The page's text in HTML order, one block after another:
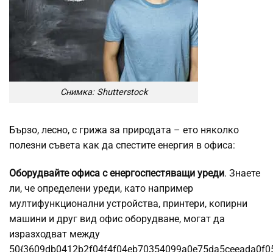
Снимка: Shutterstock
Бързо, лесно, с грижа за природата – ето няколко
полезни съвета как да спестите енергия в офиса:
Оборудвайте офиса с енергоспестяващи уреди. Знаете
ли, че определени уреди, като например
мултифункционални устройства, принтери, копирни
машини и друг вид офис оборудване, могат да
изразходват между